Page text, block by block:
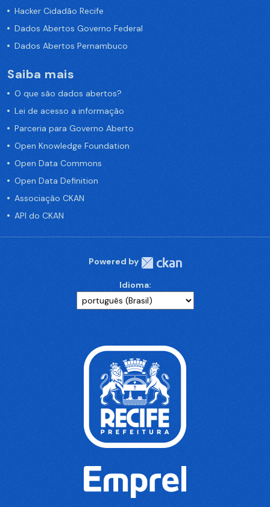
Hacker Cidadão Recife
Dados Abertos Governo Federal
Dados Abertos Pernambuco
Saiba mais
O que são dados abertos?
Lei de acesso a informação
Parceria para Governo Aberto
Open Knowledge Foundation
Open Data Commons
Open Data Definition
Associação CKAN
API do CKAN
Powered by
Idioma